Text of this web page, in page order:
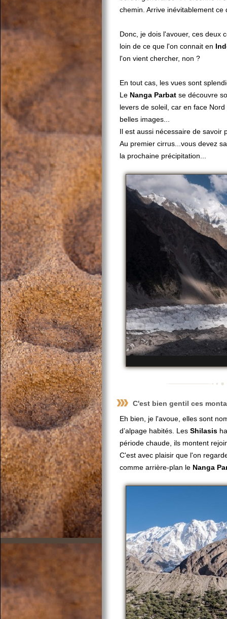
chemin. Arrive inévitablement
Donc, je dois l'avouer, ces deux
loin de ce que l'on connait en
l'on vient chercher, non ?
En tout cas, les vues sont
Le Nanga Parbat se découvre
levers de soleil, car en face
belles images...
Il est aussi nécessaire de savoir
Au premier cirrus...vous devez
la prochaine précipitation...
C'est bien gentil ces
Eh bien, je l'avoue, elles sont
d’alpage habités. Les Shilasis
période chaude, ils montent
C'est avec plaisir que l'on
comme arrière-plan le Nanga